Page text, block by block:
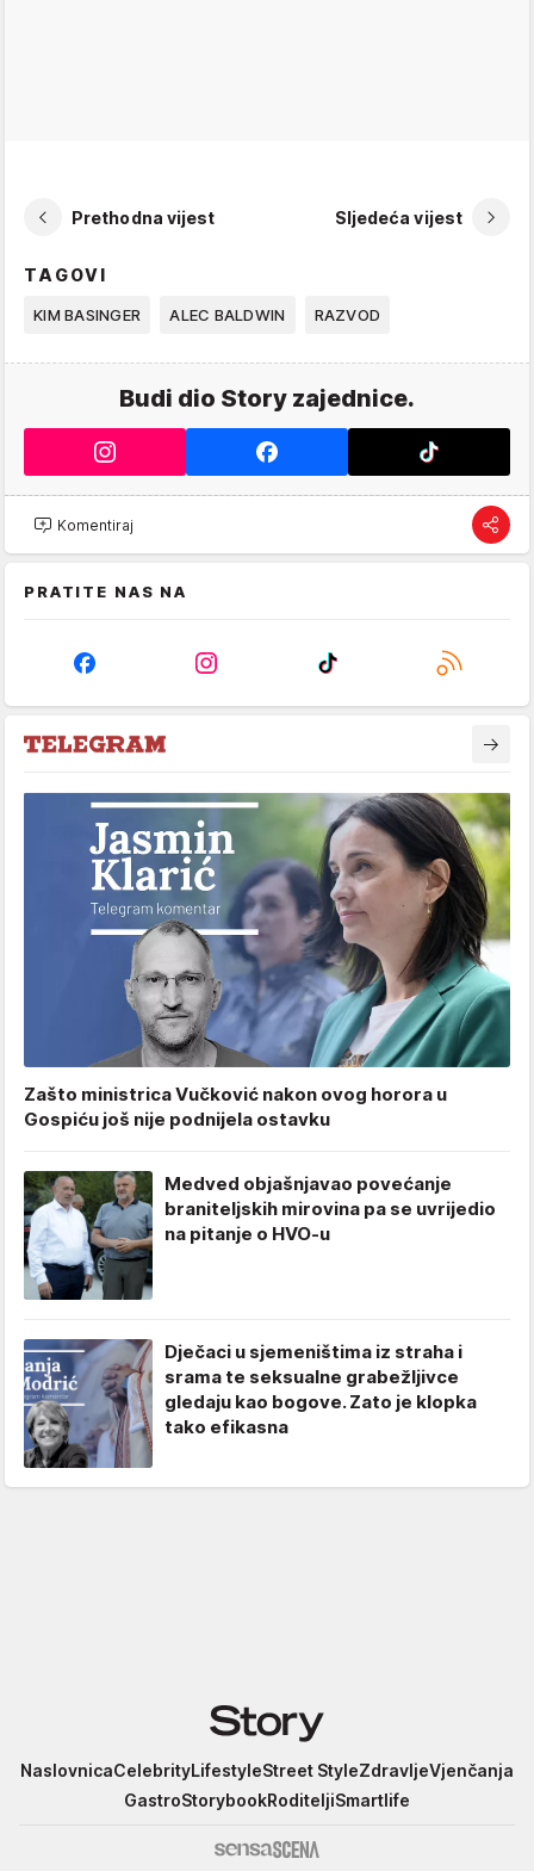
Prethodna vijest Sljedeća vijest
TAGOVI
KIM BASINGER ALEC BALDWIN RAZVOD
Budi dio Story zajednice.
Komentiraj
PRATITE NAS NA
Zašto ministrica Vučković nakon ovog horora u
Gospiću još nije podnijela ostavku
Medved objašnjavao povećanje
braniteljskih mirovina pa se uvrijedio
na pitanje o HVO-u
Dječaci u sjemeništima iz straha i
srama te seksualne grabežljivce
gledaju kao bogove. Zato je klopka
tako efikasna
Story
NaslovnicaCelebrityLifestyleStreet StyleZdravljeVjenčanja
GastroStorybookRoditeljiSmartlife